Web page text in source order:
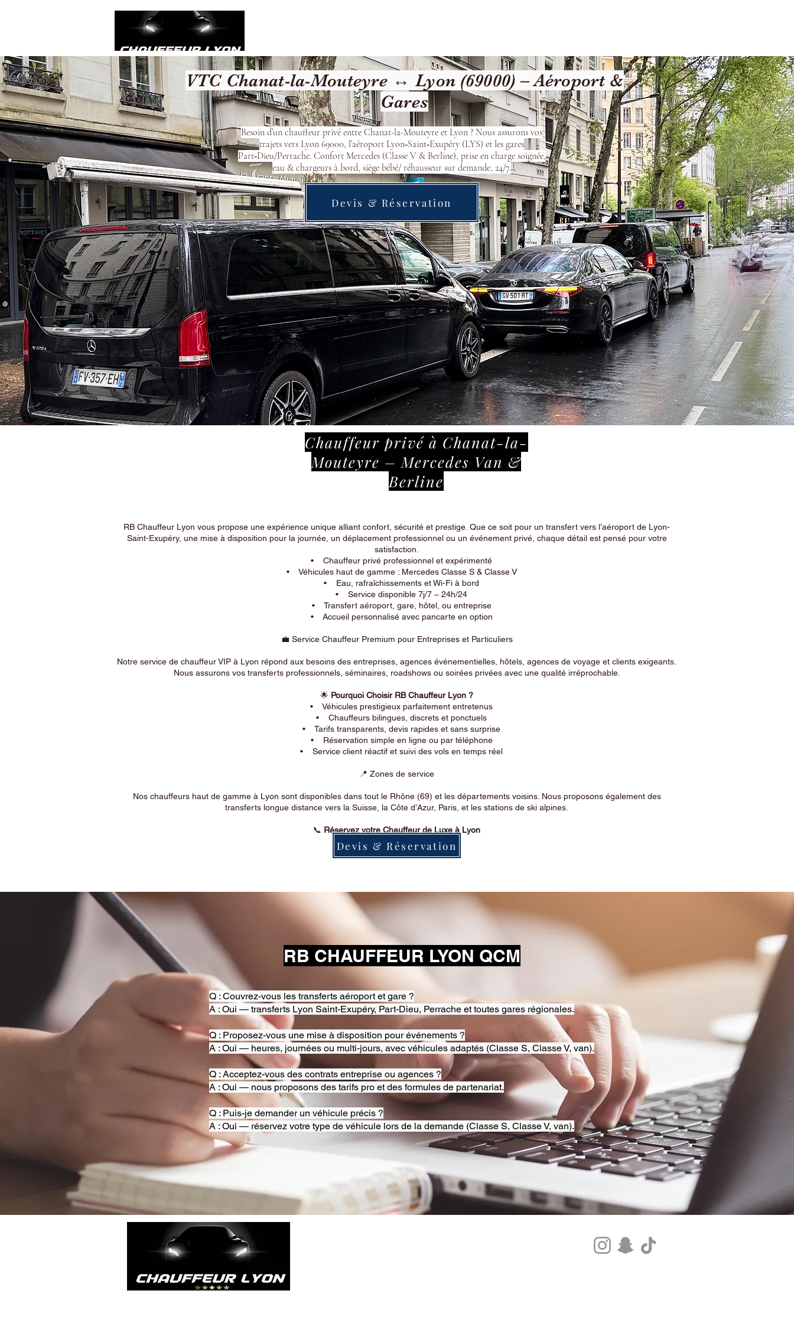
VTC Chanat-la-Mouteyre ↔ Lyon (69000) – Aéroport &
Gares
Besoin d’un chauffeur privé entre Chanat-la-Mouteyre et Lyon ? Nous assurons vos
trajets vers Lyon 69000, l’aéroport Lyon‑Saint‑Exupéry (LYS) et les gares
Part‑Dieu/Perrache. Confort Mercedes (Classe V & Berline), prise en charge soignée,
eau & chargeurs à bord, siège bébé/ réhausseur sur demande, 24/7.
Devis & Réservation
Chauffeur privé à Chanat-la-
Mouteyre – Mercedes Van &
Berline
RB Chauffeur Lyon vous propose une expérience unique alliant confort, sécurité et prestige. Que ce soit pour un transfert vers l’aéroport de Lyon-
Saint-Exupéry, une mise à disposition pour la journée, un déplacement professionnel ou un événement privé, chaque détail est pensé pour votre
satisfaction.
• Chauffeur privé professionnel et expérimenté
• Véhicules haut de gamme : Mercedes Classe S & Classe V
• Eau, rafraîchissements et Wi-Fi à bord
• Service disponible 7j/7 – 24h/24
• Transfert aéroport, gare, hôtel, ou entreprise
• Accueil personnalisé avec pancarte en option
💼 Service Chauffeur Premium pour Entreprises et Particuliers
Notre service de chauffeur VIP à Lyon répond aux besoins des entreprises, agences événementielles, hôtels, agences de voyage et clients exigeants.
Nous assurons vos transferts professionnels, séminaires, roadshows ou soirées privées avec une qualité irréprochable.
🌟 Pourquoi Choisir RB Chauffeur Lyon ?
• Véhicules prestigieux parfaitement entretenus
• Chauffeurs bilingues, discrets et ponctuels
• Tarifs transparents, devis rapides et sans surprise
• Réservation simple en ligne ou par téléphone
• Service client réactif et suivi des vols en temps réel
📍 Zones de service
Nos chauffeurs haut de gamme à Lyon sont disponibles dans tout le Rhône (69) et les départements voisins. Nous proposons également des
transferts longue distance vers la Suisse, la Côte d’Azur, Paris, et les stations de ski alpines.
📞 Réservez votre Chauffeur de Luxe à Lyon
Devis & Réservation
RB CHAUFFEUR LYON QCM
Q : Couvrez-vous les transferts aéroport et gare ?
A : Oui — transferts Lyon Saint-Exupéry, Part-Dieu, Perrache et toutes gares régionales.
Q : Proposez-vous une mise à disposition pour événements ?
A : Oui — heures, journées ou multi-jours, avec véhicules adaptés (Classe S, Classe V, van).
Q : Acceptez-vous des contrats entreprise ou agences ?
A : Oui — nous proposons des tarifs pro et des formules de partenariat.
Q : Puis-je demander un véhicule précis ?
A : Oui — réservez votre type de véhicule lors de la demande (Classe S, Classe V, van).